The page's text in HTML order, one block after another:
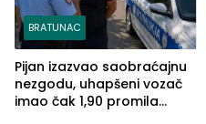
BRATUNAC
Pijan izazvao saobraćajnu
nezgodu, uhapšeni vozač
imao čak 1,90 promila